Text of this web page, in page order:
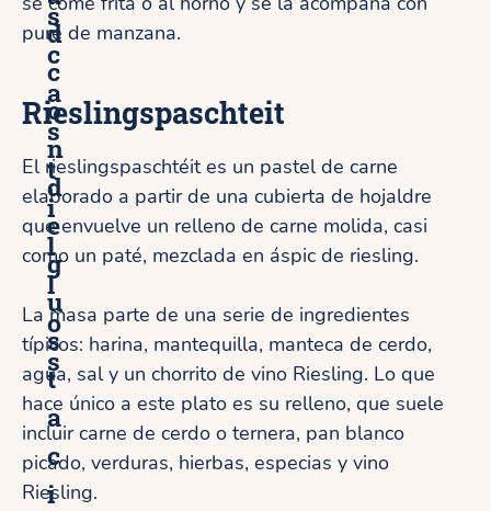
s
c
a
s
t
i
l
l
o
s
d
c
o
n
d
e
g
u
s
t
a
c
i
puré de manzana.
Rieslingspaschteit
El rieslingspaschtéit es un pastel de carne
elaborado a partir de una cubierta de hojaldre
que envuelve un relleno de carne molida, casi
como un paté, mezclada en áspic de riesling.
La masa parte de una serie de ingredientes
típicos: harina, mantequilla, manteca de cerdo,
agua, sal y un chorrito de vino Riesling. Lo que
hace único a este plato es su relleno, que suele
incluir carne de cerdo o ternera, pan blanco
picado, verduras, hierbas, especias y vino
Riesling.